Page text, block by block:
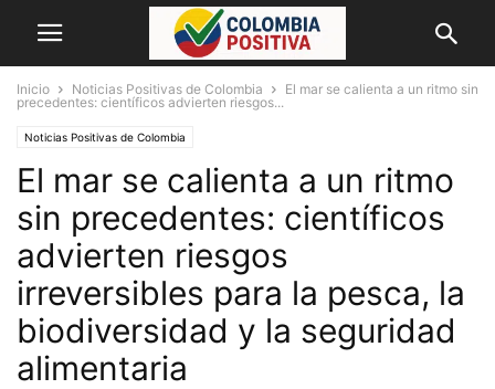
Inicio Noticias Positivas de Colombia
El mar se calienta a un ritmo sin
precedentes: científicos advierten riesgos...
Noticias Positivas de Colombia
El mar se calienta a un ritmo
sin precedentes: científicos
advierten riesgos
irreversibles para la pesca, la
biodiversidad y la seguridad
alimentaria